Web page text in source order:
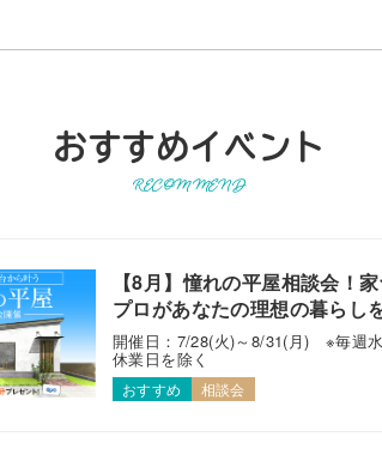
おすすめイベント
RECOMMEND
【8月】憧れの平屋相談会！
プロがあなたの理想の暮らし
えます！
開催日：7/28(火)～8/31(月) ※毎週
休業日を除く
おすすめ 相談会